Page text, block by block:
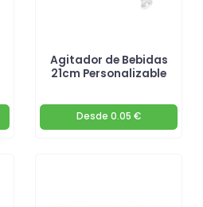
Agitador de Bebidas
21cm Personalizable
Desde 0.05 €